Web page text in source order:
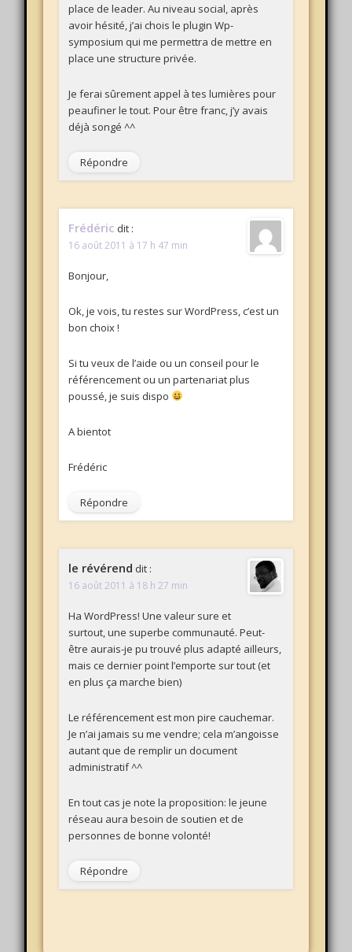
place de leader. Au niveau social, après
avoir hésité, j’ai chois le plugin Wp-
symposium qui me permettra de mettre en
place une structure privée.
Je ferai sûrement appel à tes lumières pour
peaufiner le tout. Pour être franc, j’y avais
déjà songé ^^
Répondre
Frédéric dit :
16 août 2011 à 17 h 47 min
Bonjour,
Ok, je vois, tu restes sur WordPress, c’est un
bon choix !
Si tu veux de l’aide ou un conseil pour le
référencement ou un partenariat plus
poussé, je suis dispo
A bientot
Frédéric
Répondre
le révérend dit :
16 août 2011 à 18 h 27 min
Ha WordPress! Une valeur sure et
surtout, une superbe communauté. Peut-
être aurais-je pu trouvé plus adapté ailleurs,
mais ce dernier point l’emporte sur tout (et
en plus ça marche bien)
Le référencement est mon pire cauchemar.
Je n’ai jamais su me vendre; cela m’angoisse
autant que de remplir un document
administratif ^^
En tout cas je note la proposition: le jeune
réseau aura besoin de soutien et de
personnes de bonne volonté!
Répondre